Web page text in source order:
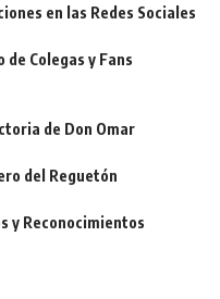
en las Redes Sociales
de Colegas y Fans
de Don Omar
del Reguetón
y Reconocimientos